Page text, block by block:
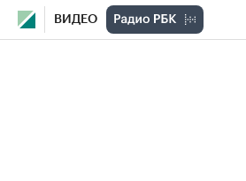
ВИДЕО